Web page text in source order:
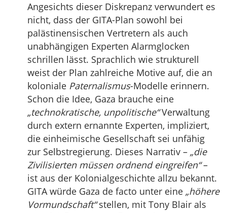
Angesichts dieser Diskrepanz verwundert es
nicht, dass der GITA-Plan sowohl bei
palästinensischen Vertretern als auch
unabhängigen Experten Alarmglocken
schrillen lässt. Sprachlich wie strukturell
weist der Plan zahlreiche Motive auf, die an
koloniale Paternalismus-Modelle erinnern.
Schon die Idee, Gaza brauche eine
„technokratische, unpolitische“Verwaltung
durch extern ernannte Experten, impliziert,
die einheimische Gesellschaft sei unfähig
zur Selbstregierung. Dieses Narrativ – „die
Zivilisierten müssen ordnend eingreifen“–
ist aus der Kolonialgeschichte allzu bekannt.
GITA würde Gaza de facto unter eine „höhere
Vormundschaft“stellen, mit Tony Blair als